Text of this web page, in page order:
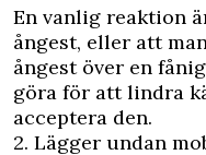
En vanlig reaktion
ångest, eller att
ångest över en
göra för att lindra
acceptera den.
2. Lägger undan